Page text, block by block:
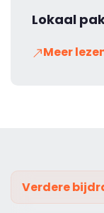
Lokaal
Meer
Verdere